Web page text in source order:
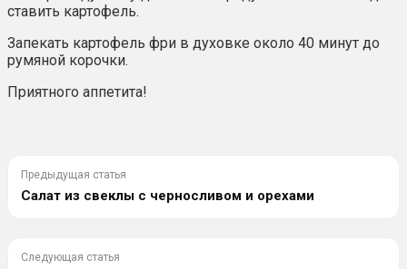
ставить картофель.
Запекать картофель фри в духовке около 40 минут до
румяной корочки.
Приятного аппетита!
Предыдущая статья
Салат из свеклы с черносливом и орехами
Следующая статья